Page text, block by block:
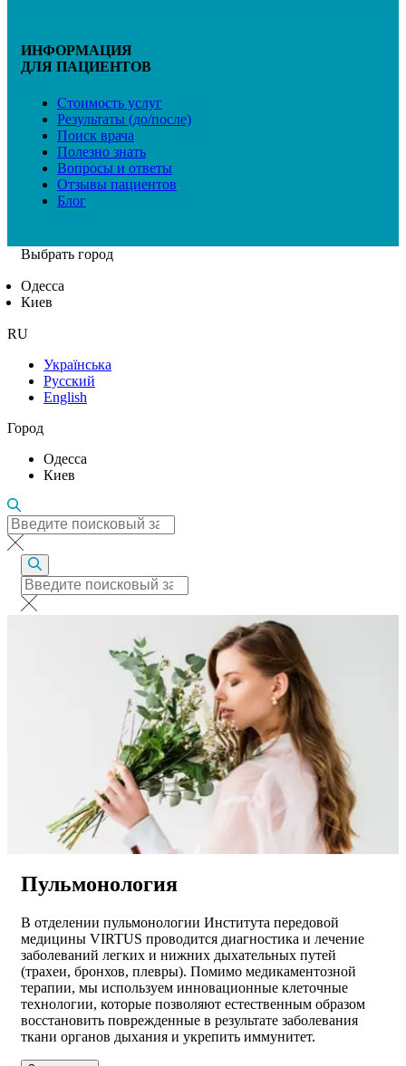
ИНФОРМАЦИЯ
ДЛЯ ПАЦИЕНТОВ
Стоимость услуг
Результаты (до/после)
Поиск врача
Полезно знать
Вопросы и ответы
Отзывы пациентов
Блог
Выбрать город
Одесса
Киев
RU
Українська
Русский
English
Город
Одесса
Киев
Пульмонология
В отделении пульмонологии Института передовой
медицины VIRTUS проводится диагностика и лечение
заболеваний легких и нижних дыхательных путей
(трахеи, бронхов, плевры). Помимо медикаментозной
терапии, мы используем инновационные клеточные
технологии, которые позволяют естественным образом
восстановить поврежденные в результате заболевания
ткани органов дыхания и укрепить иммунитет.